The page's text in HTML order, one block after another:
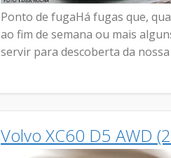
Ponto de fugaHá fugas que,
ao fim de semana ou mais
servir para descoberta da
Volvo XC60 D5 AWD